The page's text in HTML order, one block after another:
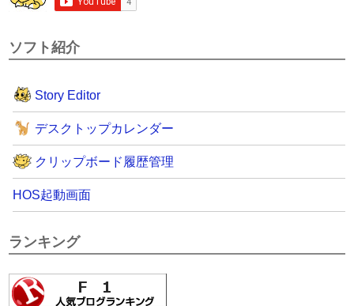
ソフト紹介
Story Editor
デスクトップカレンダー
クリップボード履歴管理
HOS起動画面
ランキング